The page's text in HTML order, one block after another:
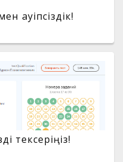
қауіпсіздік!
тексеріңіз!